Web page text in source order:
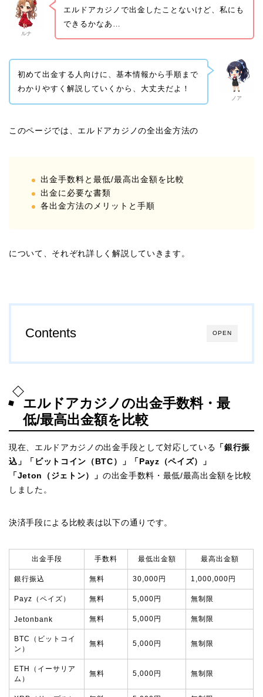
ルナ
エルドアカジノで出金したことないけど、私にも
できるかなあ…
ノア
初めて出金する人向けに、基本情報から手順まで
わかりやすく解説していくから、大丈夫だよ！
このページでは、エルドアカジノの全出金方法の
出金手数料と最低/最高出金額を比較
出金に必要な書類
各出金方法のメリットと手順
について、それぞれ詳しく解説していきます。
OPEN
Contents
エルドアカジノの出金手数料・最
低/最高出金額を比較
現在、エルドアカジノの出金手段として対応している 「銀行振
込」「ビットコイン（BTC）」「Payz（ペイズ）」
「Jeton（ジェトン）」 の出金手数料・最低/最高出金額を比較
しました。
決済手段による比較表は以下の通りです。
出金手段 手数料 最低出金額 最高出金額
銀行振込 無料 30,000円 1,000,000円
Payz（ペイズ） 無料 5,000円 無制限
Jetonbank 無料 5,000円 無制限
BTC（ビットコイ
ン）
無料 5,000円 無制限
ETH（イーサリア
ム）
無料 5,000円 無制限